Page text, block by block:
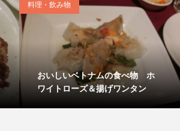
料理・飲み物
おいしいベトナムの食べ物 ホ
ワイトローズ＆揚げワンタン